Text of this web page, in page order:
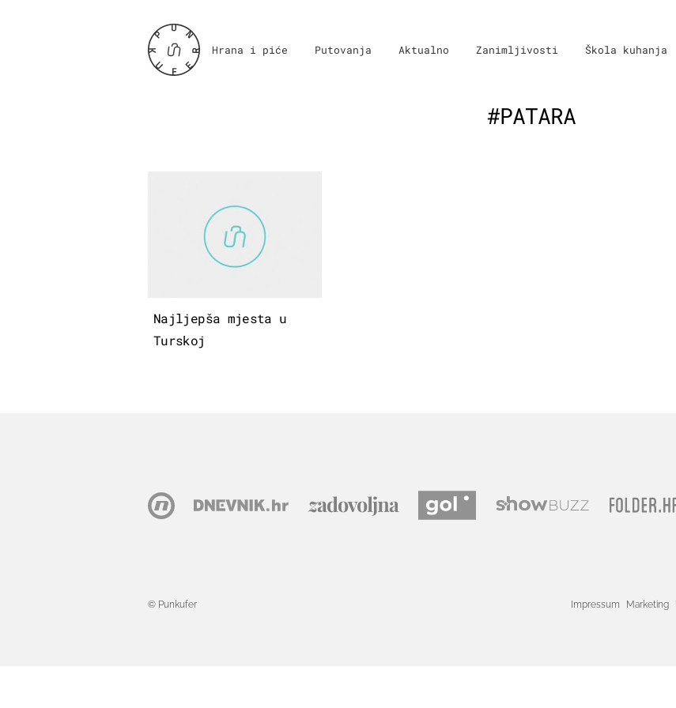
Hrana i piće Putovanja Aktualno Zanimljivosti Škola kuhanja
#PATARA
Najljepša mjesta u
Turskoj
© Punkufer Impressum Marketing